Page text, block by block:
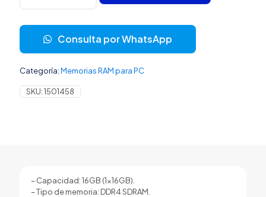
PC
HIKSEMI
HSC416U32E2
DDR4
CL22
UDIMM
BLANCO
Consulta por WhatsApp
Categoría:Memorias RAM para PC
SKU:1501458
– Capacidad: 16GB (1×16GB).
– Tipo de memoria: DDR4 SDRAM.